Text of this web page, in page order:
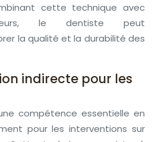
cette technique avec
le dentiste peut
la qualité et la durabilité des
indirecte pour les
compétence essentielle en
pour les interventions sur